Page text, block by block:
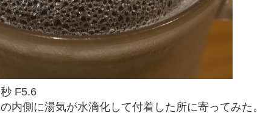
F5.6
内側に湯気が水滴化して付着した所に寄ってみ